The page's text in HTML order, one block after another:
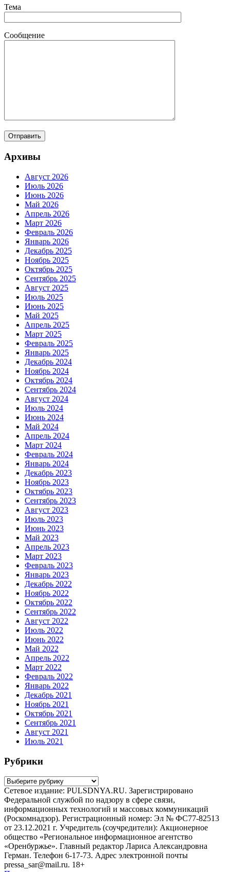
Тема
Сообщение
Архивы
Август 2026
Июль 2026
Июнь 2026
Май 2026
Апрель 2026
Март 2026
Февраль 2026
Январь 2026
Декабрь 2025
Ноябрь 2025
Октябрь 2025
Сентябрь 2025
Август 2025
Июль 2025
Июнь 2025
Май 2025
Апрель 2025
Март 2025
Февраль 2025
Январь 2025
Декабрь 2024
Ноябрь 2024
Октябрь 2024
Сентябрь 2024
Август 2024
Июль 2024
Июнь 2024
Май 2024
Апрель 2024
Март 2024
Февраль 2024
Январь 2024
Декабрь 2023
Ноябрь 2023
Октябрь 2023
Сентябрь 2023
Август 2023
Июль 2023
Июнь 2023
Май 2023
Апрель 2023
Март 2023
Февраль 2023
Январь 2023
Декабрь 2022
Ноябрь 2022
Октябрь 2022
Сентябрь 2022
Август 2022
Июль 2022
Июнь 2022
Май 2022
Апрель 2022
Март 2022
Февраль 2022
Январь 2022
Декабрь 2021
Ноябрь 2021
Октябрь 2021
Сентябрь 2021
Август 2021
Июль 2021
Рубрики
Рубрики
Сетевое издание: PULSDNYA.RU. Зарегистрировано
Федеральной службой по надзору в сфере связи,
информационных технологий и массовых коммуникаций
(Роскомнадзор). Регистрационный номер: Эл № ФС77-82513
от 23.12.2021 г. Учредитель (соучредители): Акционерное
общество «Региональное информационное агентство
«Оренбуржье». Главный редактор Лариса Александровна
Герман. Телефон 6-17-73. Адрес электронной почты
pressa_sar@mail.ru. 18+